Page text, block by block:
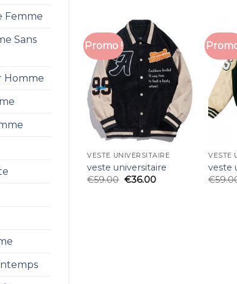
Femme
Sans
Homme
Promo !
VESTE UNIVERSITAIRE
veste universitaire
€59.00 €36.00
VESTE
veste
€